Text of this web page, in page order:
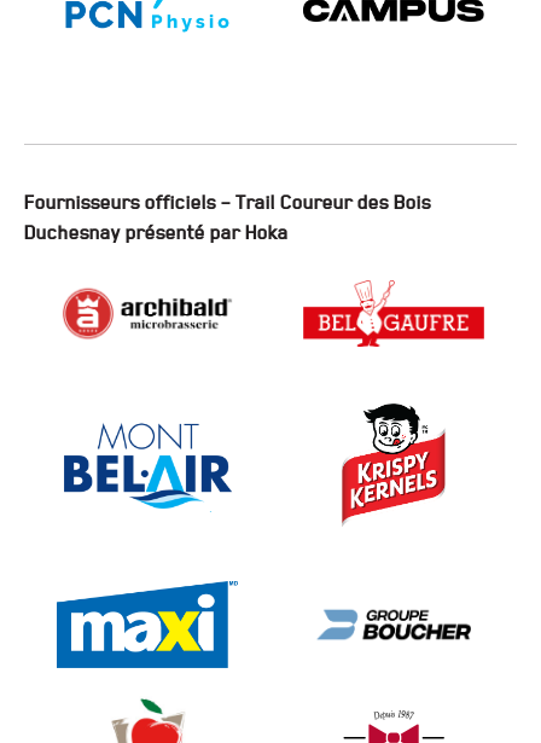
Fournisseurs officiels – Trail Coureur des Bois
Duchesnay présenté par Hoka